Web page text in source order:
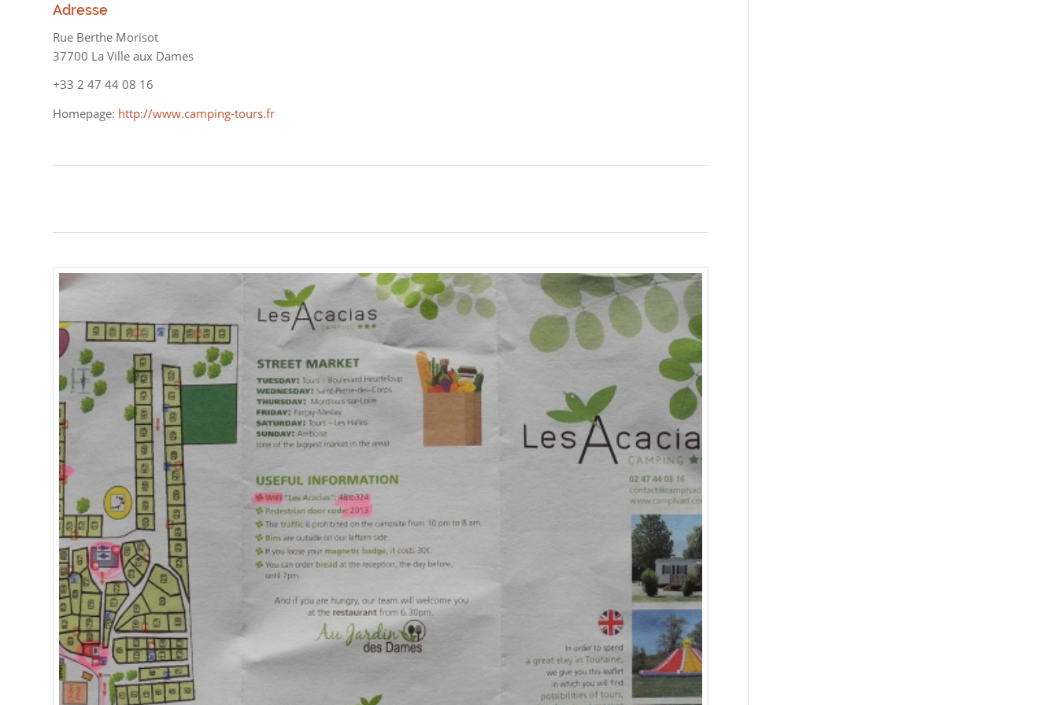
Adresse
Rue Berthe Morisot
37700 La Ville aux Dames
+33 2 47 44 08 16
Homepage: http://www.camping-tours.fr